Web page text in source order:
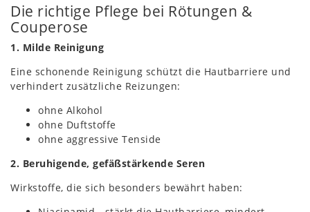
Die richtige Pflege bei Rötungen &
Couperose
1. Milde Reinigung
Eine schonende Reinigung schützt die Hautbarriere und
verhindert zusätzliche Reizungen:
ohne Alkohol
ohne Duftstoffe
ohne aggressive Tenside
2. Beruhigende, gefäßstärkende Seren
Wirkstoffe, die sich besonders bewährt haben: